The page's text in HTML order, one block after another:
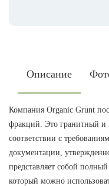
Описание
Компания Organic Grunt
фракций. Это гранитный и
соответствии с
документации,
представляет собой полный
который можно